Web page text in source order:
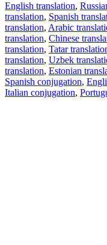
English translation,
translation, Spanish
translation, Arabic
translation, Chinese
translation, Tatar
translation, Uzbek
translation, Estonian
Spanish conjugation,
Italian conjugation,